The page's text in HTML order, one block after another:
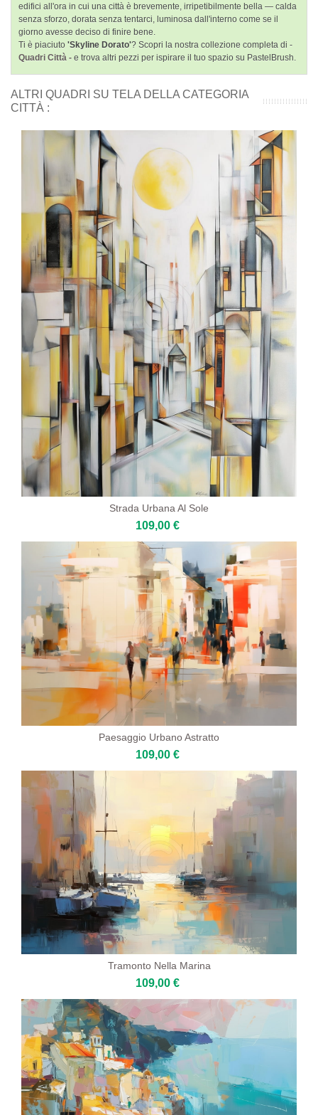
edifici all'ora in cui una città è brevemente, irripetibilmente bella — calda
senza sforzo, dorata senza tentarci, luminosa dall'interno come se il
giorno avesse deciso di finire bene.
Ti è piaciuto 'Skyline Dorato'? Scopri la nostra collezione completa di -
Quadri Città - e trova altri pezzi per ispirare il tuo spazio su PastelBrush.
ALTRI QUADRI SU TELA DELLA CATEGORIA
CITTÀ :
Strada Urbana Al Sole
109,00 €
Paesaggio Urbano Astratto
109,00 €
Tramonto Nella Marina
109,00 €